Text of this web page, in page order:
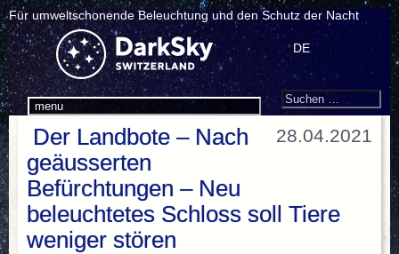
Für umweltschonende Beleuchtung und den Schutz der Nacht
menu
DE
Search
Suchen
28.04.2021
Der Landbote – Nach
geäusserten
Befürchtungen – Neu
beleuchtetes Schloss soll Tiere
weniger stören